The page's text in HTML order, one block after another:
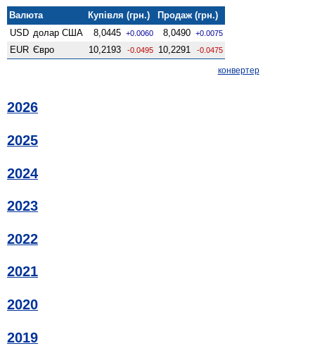
Валюта Купівля (грн.)
Продаж (грн.)
USD долар США 8,0445 +0.0060 8,0490 +0.0075
EUR Євро 10,2193 -0.0495 10,2291 -0.0475
конвертер
2026
2025
2024
2023
2022
2021
2020
2019